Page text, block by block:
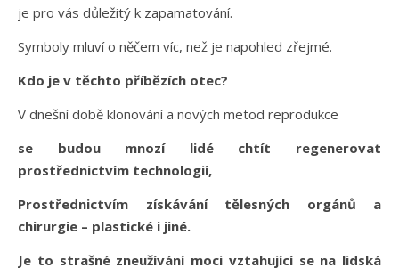
je pro vás důležitý k zapamatování.
Symboly mluví o něčem víc, než je napohled zřejmé.
Kdo je v těchto příbězích otec?
V dnešní době klonování a nových metod reprodukce
se budou mnozí lidé chtít regenerovat
prostřednictvím technologií,
Prostřednictvím získávání tělesných orgánů a
chirurgie – plastické i jiné.
Je to strašné zneužívání moci vztahující se na lidská